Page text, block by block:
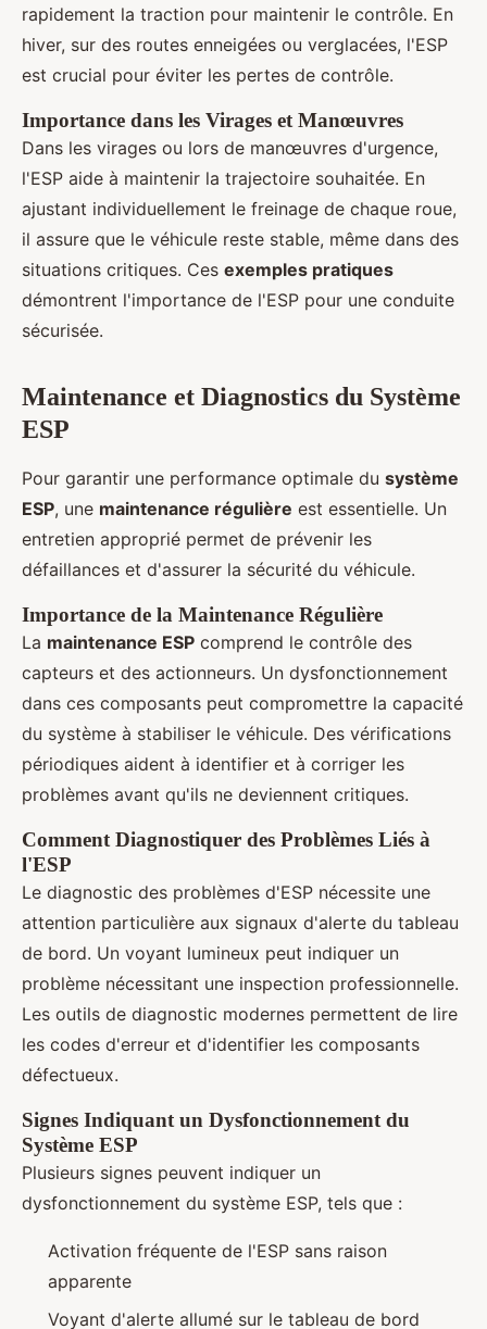
rapidement la traction pour maintenir le contrôle. En
hiver, sur des routes enneigées ou verglacées, l'ESP
est crucial pour éviter les pertes de contrôle.
Importance dans les Virages et Manœuvres
Dans les virages ou lors de manœuvres d'urgence,
l'ESP aide à maintenir la trajectoire souhaitée. En
ajustant individuellement le freinage de chaque roue,
il assure que le véhicule reste stable, même dans des
situations critiques. Ces exemples pratiques
démontrent l'importance de l'ESP pour une conduite
sécurisée.
Maintenance et Diagnostics du Système
ESP
Pour garantir une performance optimale du système
ESP, une maintenance régulière est essentielle. Un
entretien approprié permet de prévenir les
défaillances et d'assurer la sécurité du véhicule.
Importance de la Maintenance Régulière
La maintenance ESP comprend le contrôle des
capteurs et des actionneurs. Un dysfonctionnement
dans ces composants peut compromettre la capacité
du système à stabiliser le véhicule. Des vérifications
périodiques aident à identifier et à corriger les
problèmes avant qu'ils ne deviennent critiques.
Comment Diagnostiquer des Problèmes Liés à
l'ESP
Le diagnostic des problèmes d'ESP nécessite une
attention particulière aux signaux d'alerte du tableau
de bord. Un voyant lumineux peut indiquer un
problème nécessitant une inspection professionnelle.
Les outils de diagnostic modernes permettent de lire
les codes d'erreur et d'identifier les composants
défectueux.
Signes Indiquant un Dysfonctionnement du
Système ESP
Plusieurs signes peuvent indiquer un
dysfonctionnement du système ESP, tels que :
Activation fréquente de l'ESP sans raison
apparente
Voyant d'alerte allumé sur le tableau de bord